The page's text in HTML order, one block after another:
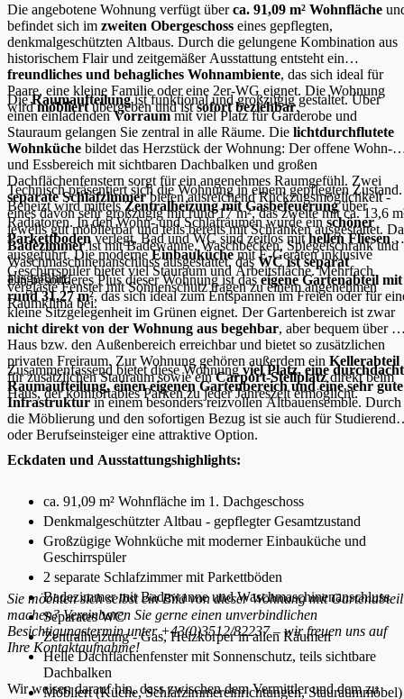
Die angebotene Wohnung verfügt überca. 91,09 m² Wohnfläche
befindet sich im zweiten Obergeschoss eines gepflegten,
denkmalgeschützten Altbaus. Durch die gelungene Kombination aus
historischem Flair und zeitgemäßer Ausstattung entsteht ein
freundliches und behagliches Wohnambiente, das sich ideal für
Paare, eine kleine Familie oder eine 2er-WG eignet. Die Wohnung
wirdmöbliertübergeben und istsofort beziehbar.
DieRaumaufteilungist funktional und großzügig gestaltet. Über
einen einladendenVorraummit viel Platz für Garderobe und
Stauraum gelangen Sie zentral in alle Räume. Die lichtdurchflutete
Wohnküche bildet das Herzstück der Wohnung: Der offene Wohn-
und Essbereich mit sichtbaren Dachbalken und großen
Dachflächenfenstern sorgt für ein angenehmes Raumgefühl. Zwei
separate Schlafzimmerbieten ausreichend Rückzugsmöglichkeit -
eines davon sehr großzügig mit rund 17 m², das zweite mit ca. 13,6
jeweils gut möblierbar und teils bereits mit Schränken ausgestattet.
Badezimmerist mit Badewanne, Waschbecken, Spiegelschrank und
Waschmaschinenanschluss ausgestattet, dasWC ist separat
ausgeführt.
Technisch präsentiert sich die Wohnung in einem gepflegten Zustand.
Beheizt wird mittelsZentralheizung mit Gasbefeuerungüber
Radiatoren. In den Wohn- und Schlafräumen wurde einschöner
Parkettbodenverlegt, Bad und WC sind zeitlos mithellen Fliesen
ausgeführt. Die moderneEinbauküchemit E-Geräten inklusive
Geschirrspüler bietet viel Stauraum und Arbeitsfläche. Mehrfach
verglaste Fenster mit Sonnenschutz tragen zu einem angenehmen
Raumklima bei.
Ein besonderes Plus dieser Wohnung ist daseigene Gartenabteil mit
rund 31,27 m², das sich ideal zum Entspannen im Freien oder für
kleine Sitzgelegenheit im Grünen eignet. Der Gartenbereich ist zwar
nicht direkt von der Wohnung aus begehbar, aber bequem über
Haus bzw. den Außenbereich erreichbar und bietet so zusätzlichen
privaten Freiraum. Zur Wohnung gehören außerdem ein Kellerabteil
für zusätzlichen Stauraum sowie einCarport-Stellplatzdirekt beim
Haus, der komfortables Parken zu jeder Jahreszeit ermöglicht.
Zusammenfassend bietet diese Wohnungviel Platz, eine
Raumaufteilung, einen eigenen Gartenbereich und eine sehr gute
Infrastrukturin einem besonders reizvollen Altbauensemble. Durch
die Möblierung und den sofortigen Bezug ist sie auch für Studierende
oder Berufseinsteiger eine attraktive Option.
Eckdaten und Ausstattungshighlights:
ca. 91,09 m² Wohnfläche im 1. Dachgeschoss
Denkmalgeschützter Altbau - gepflegter Gesamtzustand
Großzügige Wohnküche mit moderner Einbauküche und
Geschirrspüler
2 separate Schlafzimmer mit Parkettböden
Badezimmer mit Badewanne und Waschmaschinenanschluss
Separates WC
Zentralheizung - Gas, Heizkörper in allen Räumen
Helle Dachflächenfenster mit Sonnenschutz, teils sichtbare
Dachbalken
Möbliert (Küche, Schlafzimmereinrichtungen, Stauraummöbel)
Sie möchten sich selbst ein Bild von dieser Wohnung mit Gartenabteil
machen? Vereinbaren Sie gerne einen unverbindlichen
Besichtigungstermin unter +43(0)3512/82237 – wir freuen uns auf
Ihre Kontaktaufnahme!
Wir weisen darauf hin, dass zwischen dem Vermittler und dem zu